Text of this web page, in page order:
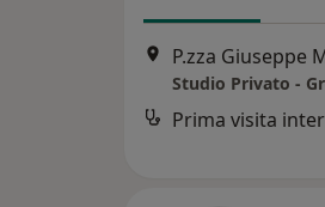
P.zza Giuseppe
Studio Privato -
Prima visita